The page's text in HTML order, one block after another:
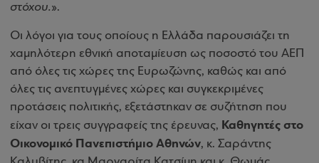
στόχου.».
Οι λόγοι για τους οποίους η Ελλάδα παρουσιάζει τη
χαμηλότερη εθνική αποταμίευση ως ποσοστό του ΑΕΠ
από όλες τις χώρες της Ευρωζώνης, καθώς και από
όλες τις ανεπτυγμένες χώρες και συγκεκριμένες
προτάσεις πολιτικής, εξετάστηκαν σε συζήτηση που
είχαν οι τρεις συγγραφείς της έρευνας, Καθηγητές στο
Οικονομικό Πανεπιστήμιο Αθηνών, κ. Σαράντης